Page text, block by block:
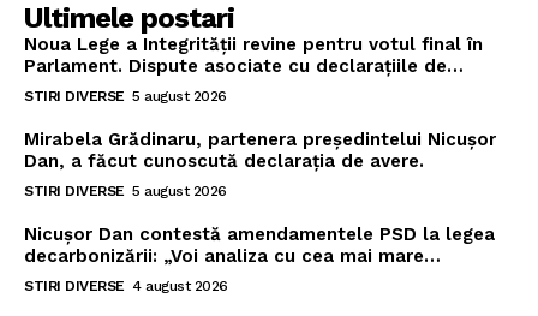
Ultimele postari
Noua Lege a Integrității revine pentru votul final în
Parlament. Dispute asociate cu declarațiile de…
STIRI DIVERSE 5 august 2026
Mirabela Grădinaru, partenera președintelui Nicușor
Dan, a făcut cunoscută declarația de avere.
STIRI DIVERSE 5 august 2026
Nicușor Dan contestă amendamentele PSD la legea
decarbonizării: „Voi analiza cu cea mai mare…
STIRI DIVERSE 4 august 2026